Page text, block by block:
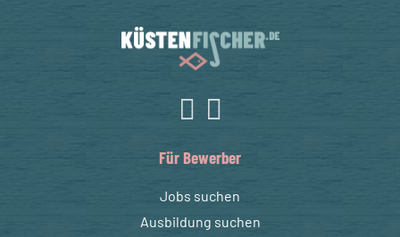
Für Bewerber
Jobs suchen
Ausbildung suchen